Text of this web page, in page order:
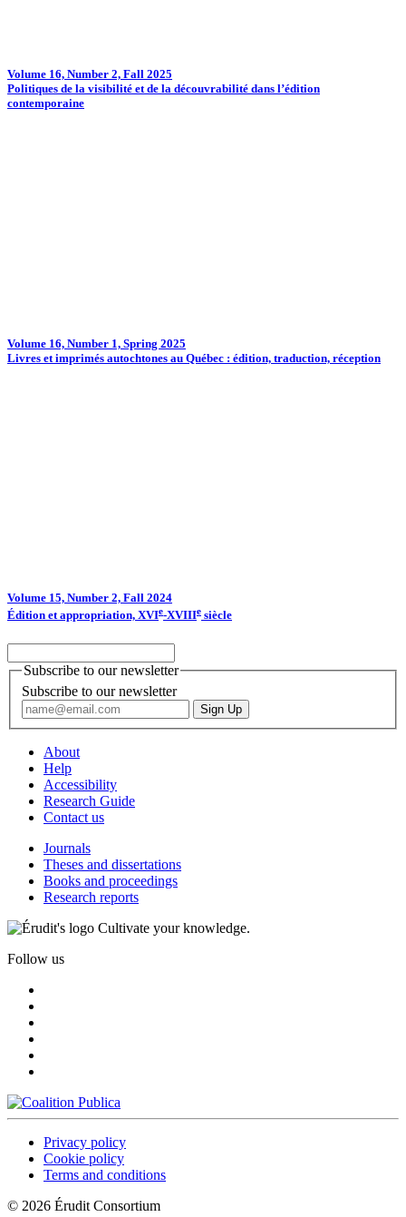
Volume 16, Number 2, Fall 2025
Politiques de la visibilité et de la découvrabilité dans l’édition
contemporaine
Volume 16, Number 1, Spring 2025
Livres et imprimés autochtones au Québec : édition, traduction, réception
Volume 15, Number 2, Fall 2024
Édition et appropriation, XVIe-XVIIIe siècle
Subscribe to our newsletter
Subscribe to our newsletter
About
Help
Accessibility
Research Guide
Contact us
Journals
Theses and dissertations
Books and proceedings
Research reports
Cultivate your knowledge.
Follow us
Privacy policy
Cookie policy
Terms and conditions
© 2026 Érudit Consortium